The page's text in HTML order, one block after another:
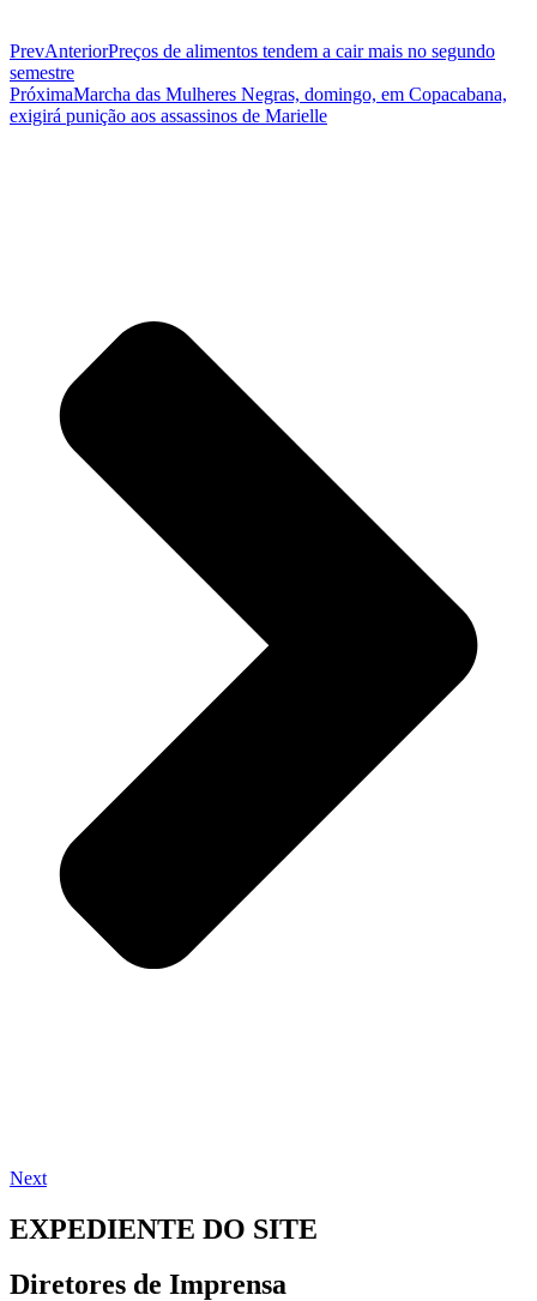
PrevAnteriorPreços de alimentos tendem a cair mais no segundo
semestre
PróximaMarcha das Mulheres Negras, domingo, em Copacabana,
exigirá punição aos assassinos de Marielle
Next
EXPEDIENTE DO SITE
Diretores de Imprensa